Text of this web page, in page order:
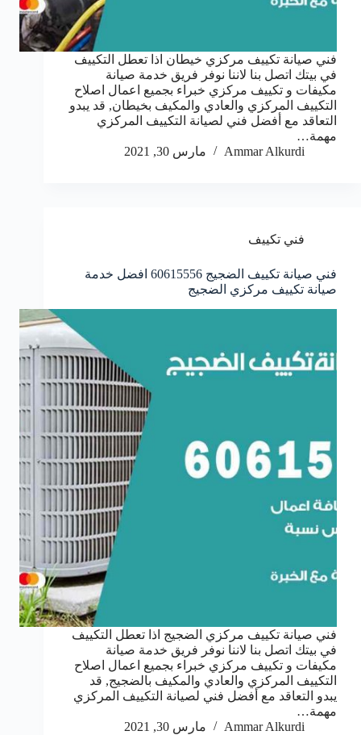
فني صيانة تكييف مركزي خيطان اذا تعطل التكييف
في بيتك اتصل بنا لاننا نوفر فريق خدمة صيانة
مكيفات و تكييف مركزي خبراء بجميع اعمال اصلاح
التكييف المركزي والعادي والمكيف بخيطان, قد يبدو
التعاقد مع أفضل فني لصيانة التكييف المركزي
مهمة…
Ammar Alkurdi
مارس 30, 2021
فني تكييف
فني صيانة تكييف الضجيج 60615556 افضل خدمة
صيانة تكييف مركزي الضجيج
فني صيانة تكييف مركزي الضجيج اذا تعطل التكييف
في بيتك اتصل بنا لاننا نوفر فريق خدمة صيانة
مكيفات و تكييف مركزي خبراء بجميع اعمال اصلاح
التكييف المركزي والعادي والمكيف بالضجيج, قد
يبدو التعاقد مع أفضل فني لصيانة التكييف المركزي
مهمة…
Ammar Alkurdi
مارس 30, 2021